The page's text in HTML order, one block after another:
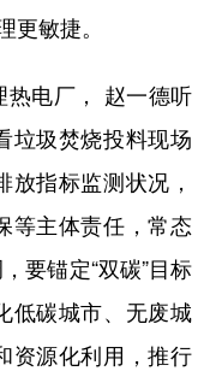
更敏捷。
电厂， 赵一德听
垃圾焚烧投料现场
指标监测状况，
等主体责任，常态
要锚定“双碳”目标
低碳城市、无废城
资源化利用，推行